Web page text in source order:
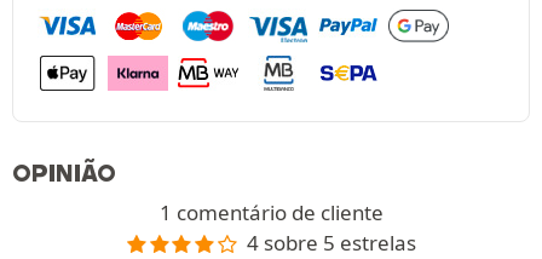
OPINIÃO
1 comentário de cliente
4 sobre 5 estrelas